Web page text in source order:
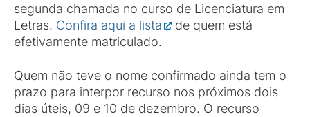
segunda chamada no curso de Licenciatura em
Letras. Confira aqui a lista
de quem está
efetivamente matriculado.
Quem não teve o nome confirmado ainda tem o
prazo para interpor recurso nos próximos dois
dias úteis, 09 e 10 de dezembro. O recurso